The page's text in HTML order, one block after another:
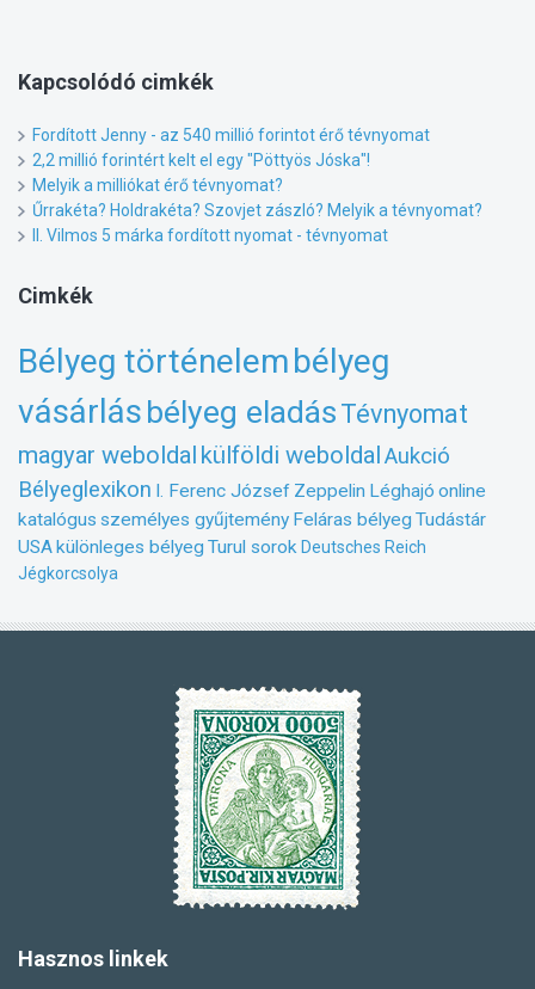
Kapcsolódó cimkék
Fordított Jenny - az 540 millió forintot érő tévnyomat
2,2 millió forintért kelt el egy "Pöttyös Jóska"!
Melyik a milliókat érő tévnyomat?
Űrrakéta? Holdrakéta? Szovjet zászló? Melyik a tévnyomat?
II. Vilmos 5 márka fordított nyomat - tévnyomat
Cimkék
Bélyeg történelembélyeg
vásárlásbélyeg eladás Tévnyomat
magyar weboldal külföldi weboldalAukció
Bélyeglexikon I. Ferenc József Zeppelin Léghajó online
katalógus személyes gyűjtemény Feláras bélyeg Tudástár
USAkülönleges bélyeg Turul sorok Deutsches Reich
Jégkorcsolya
Hasznos linkek